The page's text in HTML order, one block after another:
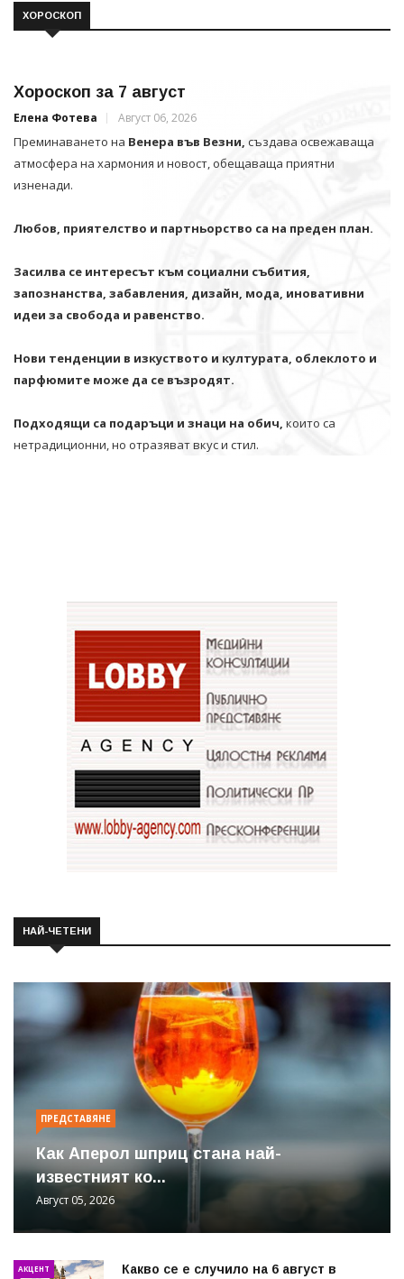
ХОРОСКОП
Хороскоп за 7 август
Елена Фотева Август 06, 2026
Преминаването на Венера във Везни, създава освежаваща
атмосфера на хармония и новост, обещаваща приятни
изненади.
Любов, приятелство и партньорство са на преден план.
Засилва се интересът към социални събития,
запознанства, забавления, дизайн, мода, иновативни
идеи за свобода и равенство.
Нови тенденции в изкуството и културата, облеклото и
парфюмите може да се възродят.
Подходящи са подаръци и знаци на обич, които са
нетрадиционни, но отразяват вкус и стил.
НАЙ-ЧЕТЕНИ
ПРЕДСТАВЯНЕ
Как Аперол шприц стана най-
известният ко...
Август 05, 2026
АКЦЕНТ
Какво се е случило на 6 август в